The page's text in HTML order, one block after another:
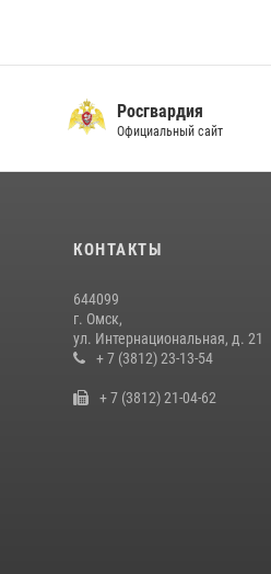
Росгвардия
Официальный сайт
КОНТАКТЫ
644099
г. Омск,
ул. Интернациональная, д. 21
+ 7 (3812) 23-13-54
+ 7 (3812) 21-04-62